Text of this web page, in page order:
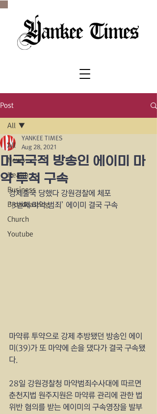
Post
All
News
Health
Business
Broadcasting
Church
Youtube
All
미국국적 방송인 에이미 마
약 투척 구속
YANKEE TIMES
Aug 28, 2021
강제출국 당했다 강원경찰에 체포
‘3번째 마약 범죄’ 에이미 결국 구속
마약류 투약으로 강제 추방됐던 방송인 에이
미(39)가 또 마약에 손을 댔다가 결국 구속됐
다.
28일 강원경찰청 마약범죄수사대에 따르면
춘천지법 원주지원은 마약류 관리에 관한 법
위반 혐의를 받는 에이미의 구속영장을 발부